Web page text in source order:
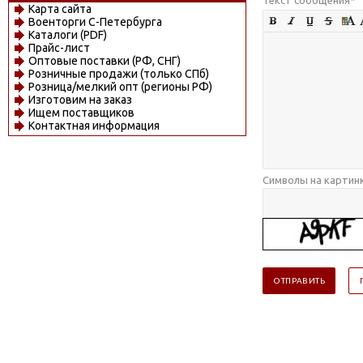
Карта сайта
Военторги С-Петербурга
Каталоги (PDF)
Прайс-лист
Оптовые поставки (РФ, СНГ)
Розничные продажи (только СПб)
Розница/мелкий опт (регионы РФ)
Изготовим на заказ
Ищем поставщиков
Контактная информация
Символы на